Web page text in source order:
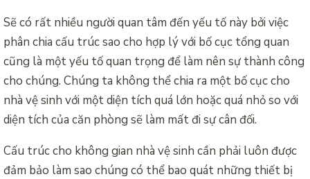
Sẽ có rất nhiều người quan tâm đến yếu tố này bởi việc
phân chia cấu trúc sao cho hợp lý với bố cục tổng quan
cũng là một yếu tố quan trọng để làm nên sự thành công
cho chúng. Chúng ta không thể chia ra một bố cục cho
nhà vệ sinh với một diện tích quá lớn hoặc quá nhỏ so với
diện tích của căn phòng sẽ làm mất đi sự cân đối.
Cấu trúc cho không gian nhà vệ sinh cần phải luôn được
đảm bảo làm sao chúng có thể bao quát những thiết bị